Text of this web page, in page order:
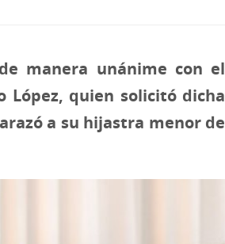
manera unánime con el
López, quien solicitó dicha
a su hijastra menor de